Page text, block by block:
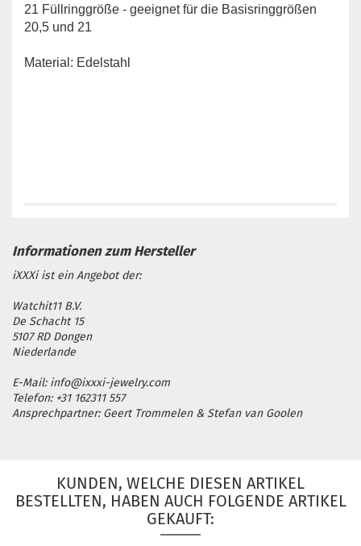
21 Füllringgröße - geeignet für die Basisringgrößen
20,5 und 21
Material: Edelstahl
iXXXi ist ein Angebot der:
Watchit11 B.V.
De Schacht 15
5107 RD Dongen
Niederlande
E-Mail: info@ixxxi-jewelry.com
Telefon: +31 162311 557
Ansprechpartner: Geert Trommelen & Stefan van Goolen
KUNDEN, WELCHE DIESEN ARTIKEL
BESTELLTEN, HABEN AUCH FOLGENDE ARTIKEL
GEKAUFT: